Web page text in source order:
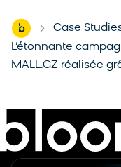
Home Case
L’étonnante
MALL.CZ réalisée